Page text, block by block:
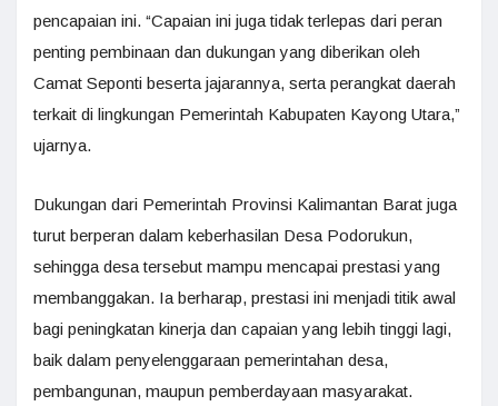
pencapaian ini. “Capaian ini juga tidak terlepas dari peran
penting pembinaan dan dukungan yang diberikan oleh
Camat Seponti beserta jajarannya, serta perangkat daerah
terkait di lingkungan Pemerintah Kabupaten Kayong Utara,”
ujarnya.
Dukungan dari Pemerintah Provinsi Kalimantan Barat juga
turut berperan dalam keberhasilan Desa Podorukun,
sehingga desa tersebut mampu mencapai prestasi yang
membanggakan. Ia berharap, prestasi ini menjadi titik awal
bagi peningkatan kinerja dan capaian yang lebih tinggi lagi,
baik dalam penyelenggaraan pemerintahan desa,
pembangunan, maupun pemberdayaan masyarakat.